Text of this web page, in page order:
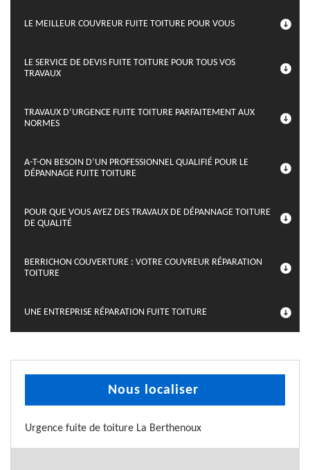
LE MEILLEUR COUVREUR FUITE TOITURE POUR VOUS
LE SERVICE DE DEVIS FUITE TOITURE POUR TOUS VOS
TRAVAUX
TRAVAUX D’URGENCE FUITE TOITURE PARFAITEMENT AUX
NORMES
A-T-ON BESOIN D’UN PROFESSIONNEL QUALIFIÉ POUR LE
DÉPANNAGE FUITE TOITURE
POUR QUE VOUS AYEZ DES TRAVAUX DE DÉPANNAGE TOITURE
DE QUALITÉ
BERRICHON COUVERTURE : VOTRE COUVREUR RÉPARATION
TOITURE
UNE ENTREPRISE RÉPARATION FUITE TOITURE
Nous localiser
Urgence fuite de toiture La Berthenoux